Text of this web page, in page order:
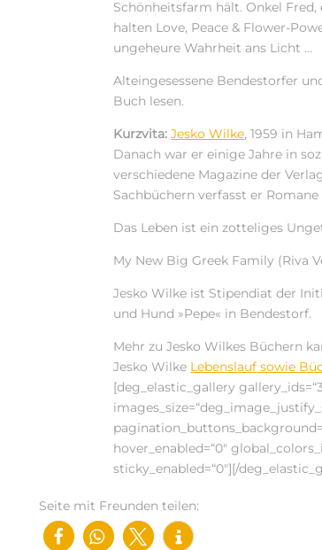
Schönheitsfarm hält. Onkel
halten Love, Peace & Flower-
ungeheure Wahrheit ans Licht …
Alteingesessene Bendestorfer
Buch lesen.
Kurzvita: Jesko Wilke, 1959 in
Danach war er einige Jahre in
verschiedene Magazine der
Sachbüchern verfasst er
Das Leben ist ein zotteliges
My New Big Greek Family (Riva
Jesko Wilke ist Stipendiat der
und Hund »Pepe« in Bendestorf.
Mehr zu Jesko Wilkes Büchern
Jesko Wilke Lebenslauf sowie
[deg_elastic_gallery
hover_enabled=“0″
sticky_enabled=“0″][/
Seite mit Freunden teilen: